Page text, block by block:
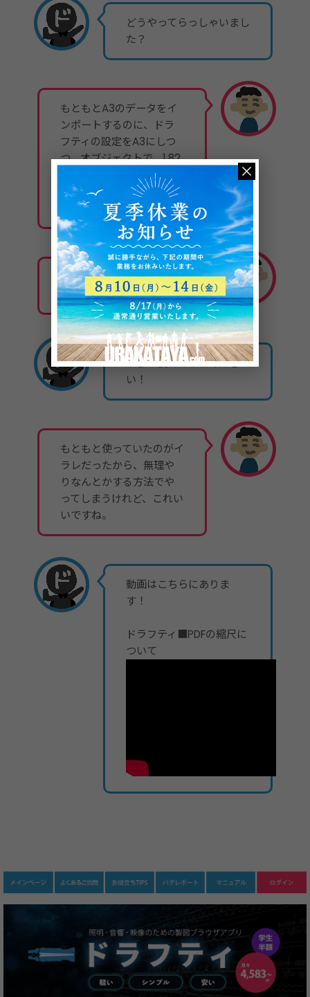
どうやってらっしゃいまし
た？
もともとA3のデータをイ
ンポートするのに、ドラ
フティの設定をA3にしつ
つ、オブジェクトで、1.82
の四角を使ってそれでpdf
をはめ込んでみて無理やり
拡大してました。
こんな簡単な方法がある
なんて！
ぜひ！使ってみてくださ
い！
もともと使っていたのがイ
ラレだったから、無理や
りなんとかする方法でや
ってしまうけれど、これい
いですね。
動画はこちらにありま
す！
ドラフティ■PDFの縮尺に
ついて